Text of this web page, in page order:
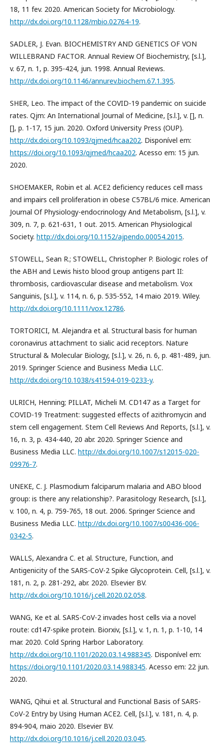
18, 11 fev. 2020. American Society for Microbiology.
http://dx.doi.org/10.1128/mbio.02764-19.
SADLER, J. Evan. BIOCHEMISTRY AND GENETICS OF VON
WILLEBRAND FACTOR. Annual Review Of Biochemistry, [s.l.],
v. 67, n. 1, p. 395-424, jun. 1998. Annual Reviews.
http://dx.doi.org/10.1146/annurev.biochem.67.1.395.
SHER, Leo. The impact of the COVID-19 pandemic on suicide
rates. Qjm: An International Journal of Medicine, [s.l.], v. [], n.
[], p. 1-17, 15 jun. 2020. Oxford University Press (OUP).
http://dx.doi.org/10.1093/qjmed/hcaa202. Disponível em:
https://doi.org/10.1093/qjmed/hcaa202. Acesso em: 15 jun.
2020.
SHOEMAKER, Robin et al. ACE2 deficiency reduces cell mass
and impairs cell proliferation in obese C57BL/6 mice. American
Journal Of Physiology-endocrinology And Metabolism, [s.l.], v.
309, n. 7, p. 621-631, 1 out. 2015. American Physiological
Society. http://dx.doi.org/10.1152/ajpendo.00054.2015.
STOWELL, Sean R.; STOWELL, Christopher P. Biologic roles of
the ABH and Lewis histo blood group antigens part II:
thrombosis, cardiovascular disease and metabolism. Vox
Sanguinis, [s.l.], v. 114, n. 6, p. 535-552, 14 maio 2019. Wiley.
http://dx.doi.org/10.1111/vox.12786.
TORTORICI, M. Alejandra et al. Structural basis for human
coronavirus attachment to sialic acid receptors. Nature
Structural & Molecular Biology, [s.l.], v. 26, n. 6, p. 481-489, jun.
2019. Springer Science and Business Media LLC.
http://dx.doi.org/10.1038/s41594-019-0233-y.
ULRICH, Henning; PILLAT, Micheli M. CD147 as a Target for
COVID-19 Treatment: suggested effects of azithromycin and
stem cell engagement. Stem Cell Reviews And Reports, [s.l.], v.
16, n. 3, p. 434-440, 20 abr. 2020. Springer Science and
Business Media LLC. http://dx.doi.org/10.1007/s12015-020-
09976-7.
UNEKE, C. J. Plasmodium falciparum malaria and ABO blood
group: is there any relationship?. Parasitology Research, [s.l.],
v. 100, n. 4, p. 759-765, 18 out. 2006. Springer Science and
Business Media LLC. http://dx.doi.org/10.1007/s00436-006-
0342-5.
WALLS, Alexandra C. et al. Structure, Function, and
Antigenicity of the SARS-CoV-2 Spike Glycoprotein. Cell, [s.l.], v.
181, n. 2, p. 281-292, abr. 2020. Elsevier BV.
http://dx.doi.org/10.1016/j.cell.2020.02.058.
WANG, Ke et al. SARS-CoV-2 invades host cells via a novel
route: cd147-spike protein. Biorxiv, [s.l.], v. 1, n. 1, p. 1-10, 14
mar. 2020. Cold Spring Harbor Laboratory.
http://dx.doi.org/10.1101/2020.03.14.988345. Disponível em:
https://doi.org/10.1101/2020.03.14.988345. Acesso em: 22 jun.
2020.
WANG, Qihui et al. Structural and Functional Basis of SARS-
CoV-2 Entry by Using Human ACE2. Cell, [s.l.], v. 181, n. 4, p.
894-904, maio 2020. Elsevier BV.
http://dx.doi.org/10.1016/j.cell.2020.03.045.